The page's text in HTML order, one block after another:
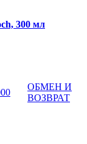
300 мл
ОБМЕН И
ВОЗВРАТ